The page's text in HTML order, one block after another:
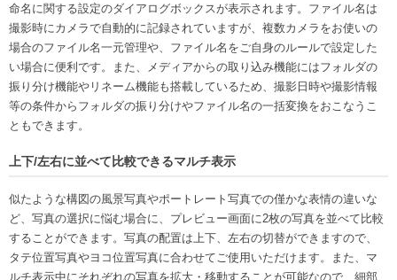
命名に関する設定のダイアログボックスが表示されます。ファイル名は
撮影時にカメラで自動的に記録されていますが、複数カメラをお使いの
場合のファイル名一元管理や、ファイル名をご自身のルールで設定した
い場合に便利です。また、メディアからの取り込み機能にはフォルダの
振り分け機能やリネーム機能も搭載しているため、撮影日時や撮影情報
等の条件からフォルダの振り分けやファイル名の一括変換をおこなうこ
ともできます。
上下/左右に並べて比較できるマルチ表示
似たような構図の風景写真やポートレート写真での僅かな表情の違いな
ど、写真の選択に悩む場合に、プレビュー画面に2枚の写真を並べて比較
することができます。写真の配置は上下、左右の切替ができますので、
タテ位置写真やヨコ位置写真に合わせてご使用いただけます。また、マ
ルチ表示中にそれぞれの写真を拡大・移動することが可能なので、細部